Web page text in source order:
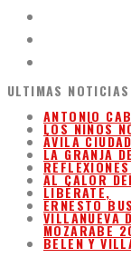
ULTIMAS NOTICIAS
ANTONIO
LOS NIÑOS
ÁVILA
LA GRANJA
AL CALOR
LIBÉRATE,
ERNESTO
VILLANUEVA
MOZARABE
BELEN Y